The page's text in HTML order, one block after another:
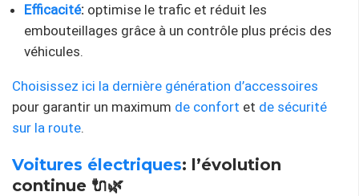
Efficacité: optimise le trafic et réduit les
embouteillages grâce à un contrôle plus précis des
véhicules.
Choisissez ici la dernière génération d’accessoires
pour garantir un maximum de confort et de sécurité
sur la route.
Voitures électriques: l’évolution
continue 🔌🌿